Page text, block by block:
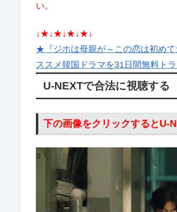
い。
↓★↓★↓★↓★↓
★『ジホは母親が～この恋は初め
ススメ韓国ドラマを31日間無料ト
U-NEXTで合法に視聴する
下の画像をクリックするとU-